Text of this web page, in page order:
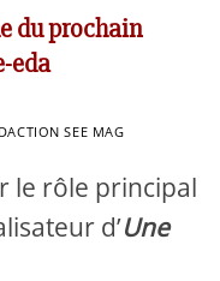
du prochain
eda
SEE MAG
le rôle principal
d’Une